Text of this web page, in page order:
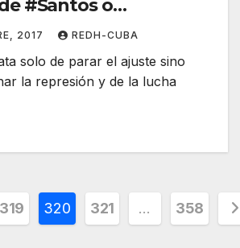
#Santos o
2017 REDH-CUBA
solo de parar el ajuste sino
la represión y de la lucha
319 320 321 … 358